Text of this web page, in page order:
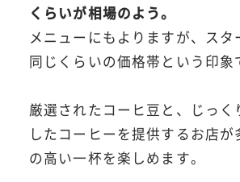
くらいが相場のよう。
メニューにもよりますが、スタ
同じくらいの価格帯という印象
厳選されたコーヒ豆と、じっく
したコーヒーを提供するお店が
の高い一杯を楽しめます。